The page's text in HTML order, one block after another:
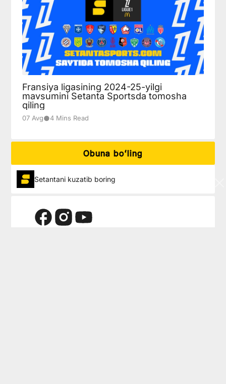
Fransiya ligasining 2024-25-yilgi
mavsumini Setanta Sportsda tomosha
qiling
07 Avg●4 Mins Read
Obuna boʻling
Setantani kuzatib boring